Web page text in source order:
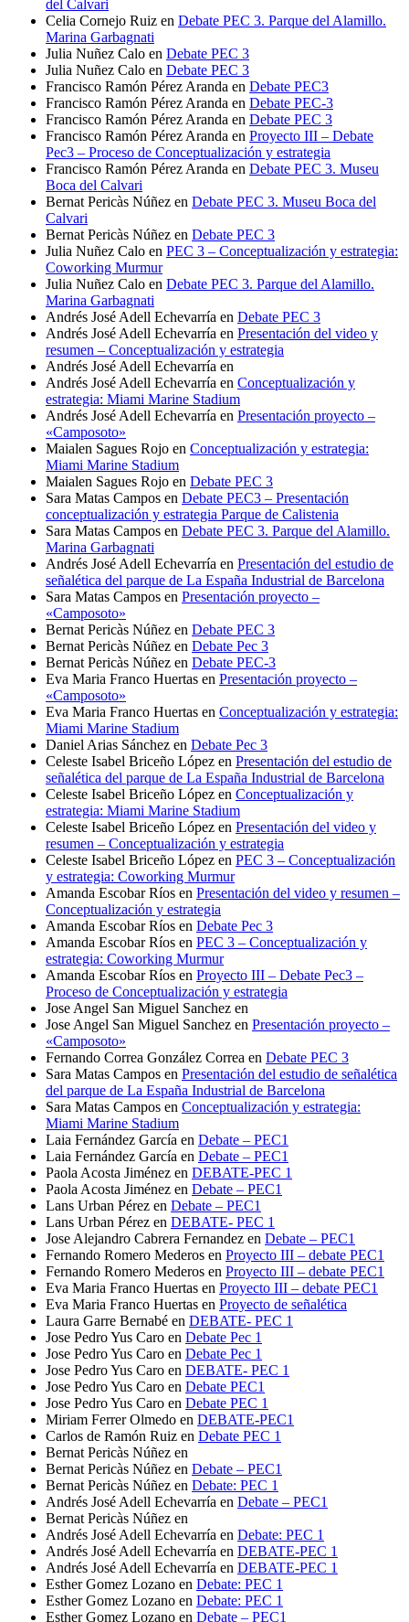
del Calvari
Celia Cornejo Ruiz en Debate PEC 3. Parque del Alamillo.
Marina Garbagnati
Julia Nuñez Calo en Debate PEC 3
Julia Nuñez Calo en Debate PEC 3
Francisco Ramón Pérez Aranda en Debate PEC3
Francisco Ramón Pérez Aranda en Debate PEC-3
Francisco Ramón Pérez Aranda en Debate PEC 3
Francisco Ramón Pérez Aranda en Proyecto III – Debate
Pec3 – Proceso de Conceptualización y estrategia
Francisco Ramón Pérez Aranda en Debate PEC 3. Museu
Boca del Calvari
Bernat Pericàs Núñez en Debate PEC 3. Museu Boca del
Calvari
Bernat Pericàs Núñez en Debate PEC 3
Julia Nuñez Calo en PEC 3 – Conceptualización y estrategia:
Coworking Murmur
Julia Nuñez Calo en Debate PEC 3. Parque del Alamillo.
Marina Garbagnati
Andrés José Adell Echevarría en Debate PEC 3
Andrés José Adell Echevarría en Presentación del video y
resumen – Conceptualización y estrategia
Andrés José Adell Echevarría en
Andrés José Adell Echevarría en Conceptualización y
estrategia: Miami Marine Stadium
Andrés José Adell Echevarría en Presentación proyecto –
«Camposoto»
Maialen Sagues Rojo en Conceptualización y estrategia:
Miami Marine Stadium
Maialen Sagues Rojo en Debate PEC 3
Sara Matas Campos en Debate PEC3 – Presentación
conceptualización y estrategia Parque de Calistenia
Sara Matas Campos en Debate PEC 3. Parque del Alamillo.
Marina Garbagnati
Andrés José Adell Echevarría en Presentación del estudio de
señalética del parque de La España Industrial de Barcelona
Sara Matas Campos en Presentación proyecto –
«Camposoto»
Bernat Pericàs Núñez en Debate PEC 3
Bernat Pericàs Núñez en Debate Pec 3
Bernat Pericàs Núñez en Debate PEC-3
Eva Maria Franco Huertas en Presentación proyecto –
«Camposoto»
Eva Maria Franco Huertas en Conceptualización y estrategia:
Miami Marine Stadium
Daniel Arias Sánchez en Debate Pec 3
Celeste Isabel Briceño López en Presentación del estudio de
señalética del parque de La España Industrial de Barcelona
Celeste Isabel Briceño López en Conceptualización y
estrategia: Miami Marine Stadium
Celeste Isabel Briceño López en Presentación del video y
resumen – Conceptualización y estrategia
Celeste Isabel Briceño López en PEC 3 – Conceptualización
y estrategia: Coworking Murmur
Amanda Escobar Ríos en Presentación del video y resumen –
Conceptualización y estrategia
Amanda Escobar Ríos en Debate Pec 3
Amanda Escobar Ríos en PEC 3 – Conceptualización y
estrategia: Coworking Murmur
Amanda Escobar Ríos en Proyecto III – Debate Pec3 –
Proceso de Conceptualización y estrategia
Jose Angel San Miguel Sanchez en
Jose Angel San Miguel Sanchez en Presentación proyecto –
«Camposoto»
Fernando Correa González Correa en Debate PEC 3
Sara Matas Campos en Presentación del estudio de señalética
del parque de La España Industrial de Barcelona
Sara Matas Campos en Conceptualización y estrategia:
Miami Marine Stadium
Laia Fernández García en Debate – PEC1
Laia Fernández García en Debate – PEC1
Paola Acosta Jiménez en DEBATE-PEC 1
Paola Acosta Jiménez en Debate – PEC1
Lans Urban Pérez en Debate – PEC1
Lans Urban Pérez en DEBATE- PEC 1
Jose Alejandro Cabrera Fernandez en Debate – PEC1
Fernando Romero Mederos en Proyecto III – debate PEC1
Fernando Romero Mederos en Proyecto III – debate PEC1
Eva Maria Franco Huertas en Proyecto III – debate PEC1
Eva Maria Franco Huertas en Proyecto de señalética
Laura Garre Bernabé en DEBATE- PEC 1
Jose Pedro Yus Caro en Debate Pec 1
Jose Pedro Yus Caro en Debate Pec 1
Jose Pedro Yus Caro en DEBATE- PEC 1
Jose Pedro Yus Caro en Debate PEC1
Jose Pedro Yus Caro en Debate PEC 1
Miriam Ferrer Olmedo en DEBATE-PEC1
Carlos de Ramón Ruiz en Debate PEC 1
Bernat Pericàs Núñez en
Bernat Pericàs Núñez en Debate – PEC1
Bernat Pericàs Núñez en Debate: PEC 1
Andrés José Adell Echevarría en Debate – PEC1
Bernat Pericàs Núñez en
Andrés José Adell Echevarría en Debate: PEC 1
Andrés José Adell Echevarría en DEBATE-PEC 1
Andrés José Adell Echevarría en DEBATE-PEC 1
Esther Gomez Lozano en Debate: PEC 1
Esther Gomez Lozano en Debate: PEC 1
Esther Gomez Lozano en Debate – PEC1